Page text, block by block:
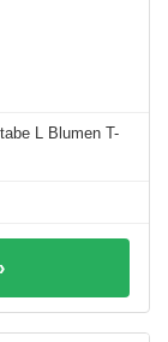
L Blumen T-